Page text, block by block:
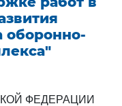
оборонно-
ФЕДЕРАЦИИ